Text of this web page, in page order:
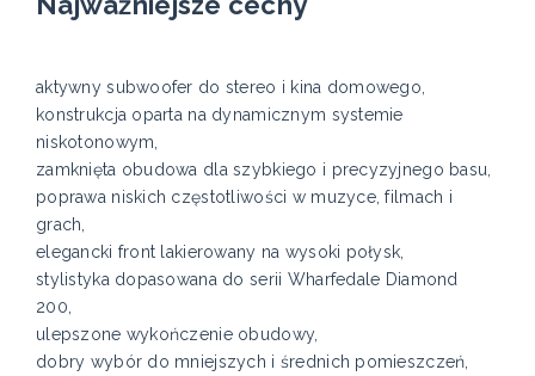
aktywny subwoofer do stereo i kina domowego,
konstrukcja oparta na dynamicznym systemie
niskotonowym,
zamknięta obudowa dla szybkiego i precyzyjnego basu,
poprawa niskich częstotliwości w muzyce, filmach i
grach,
elegancki front lakierowany na wysoki połysk,
stylistyka dopasowana do serii Wharfedale Diamond
200,
ulepszone wykończenie obudowy,
dobry wybór do mniejszych i średnich pomieszczeń,